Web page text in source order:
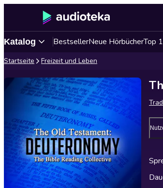
Katalog BestsellerNeue HörbücherTop
Startseite Freizeit und Leben